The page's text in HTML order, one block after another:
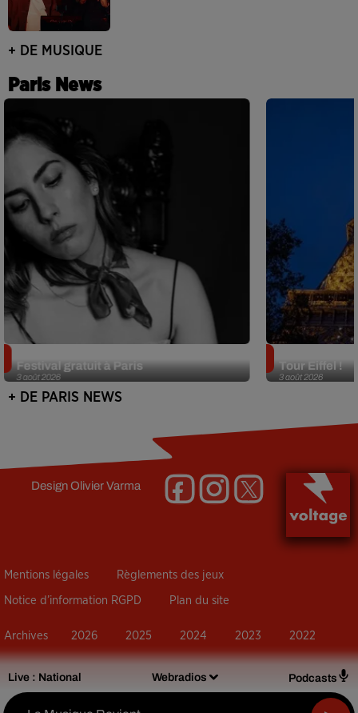
Live : National Webradios Podcasts
+ DE MUSIQUE
Paris News
3 août 2026
Festival gratuit à Paris
3 août 2026
Tour Eiffel !
+ DE PARIS NEWS
DesignOlivier Varma
Mentions légales Règlements des jeux
Notice d’information RGPD Plan du site
Archives 2026 2025 2024 2023 2022